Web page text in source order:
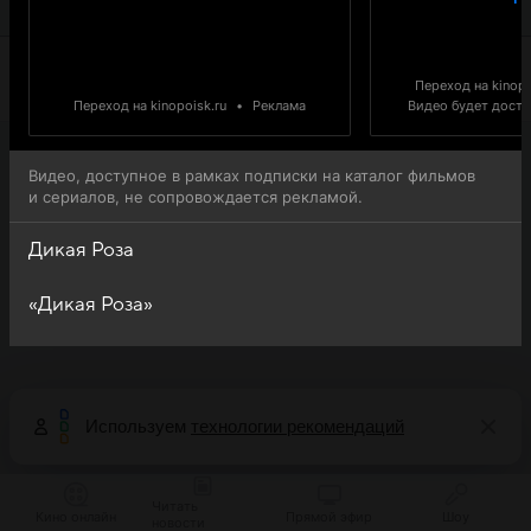
Переход на kinopoisk.ru • Реклама
Переход на
Видео будет
Видео, доступное в рамках подписки на каталог фильмов
и сериалов, не сопровождается рекламой.
Дикая Роза
«Дикая Роза»